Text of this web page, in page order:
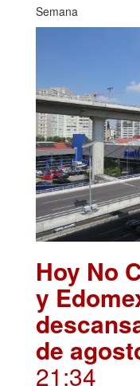
Semana
Hoy No
y
de
21:34